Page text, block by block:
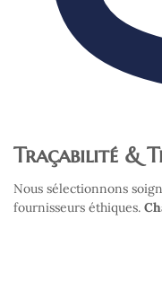
Traçabilité &
Nous sélectionnons
fournisseurs éthiques.